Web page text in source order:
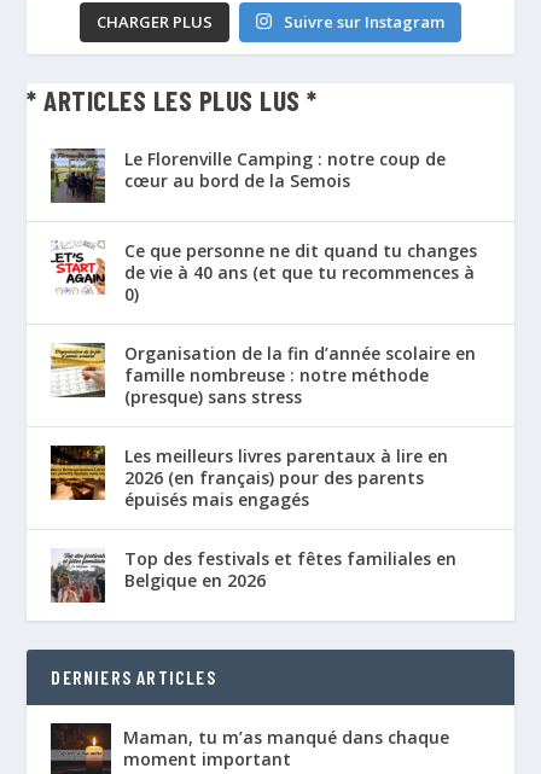
CHARGER PLUS Suivre sur Instagram
* ARTICLES LES PLUS LUS *
Le Florenville Camping : notre coup de
cœur au bord de la Semois
Ce que personne ne dit quand tu changes
de vie à 40 ans (et que tu recommences à
0)
Organisation de la fin d’année scolaire en
famille nombreuse : notre méthode
(presque) sans stress
Les meilleurs livres parentaux à lire en
2026 (en français) pour des parents
épuisés mais engagés
Top des festivals et fêtes familiales en
Belgique en 2026
DERNIERS ARTICLES
Maman, tu m’as manqué dans chaque
moment important